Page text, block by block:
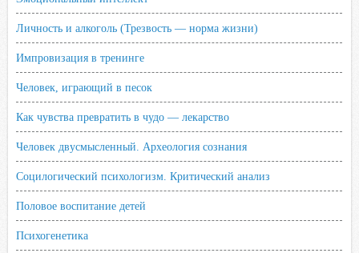
Личность и алкоголь (Трезвость — норма жизни)
Импровизация в тренинге
Человек, играющий в песок
Как чувства превратить в чудо — лекарство
Человек двусмысленный. Археология сознания
Социлогический психологизм. Критический анализ
Половое воспитание детей
Психогенетика